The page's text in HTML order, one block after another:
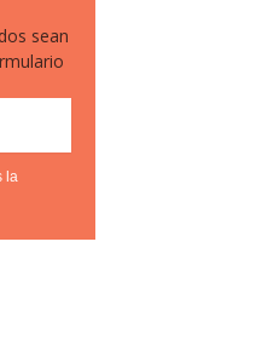
sean
la